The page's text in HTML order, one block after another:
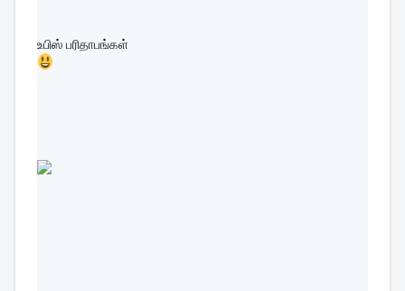
உபிஸ் பரிதாபங்கள்